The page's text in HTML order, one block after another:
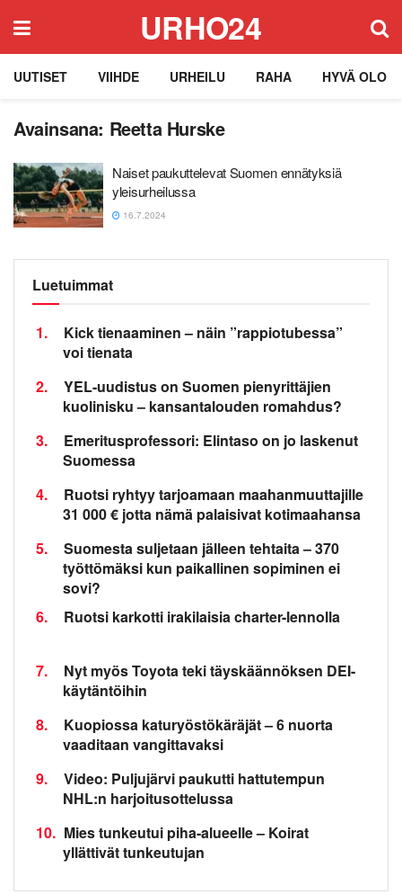
URHO24
UUTISET VIIHDE URHEILU RAHA HYVÄ OLO
Avainsana: Reetta Hurske
Naiset paukuttelevat Suomen ennätyksiä
yleisurheilussa
16.7.2024
Luetuimmat
1.
Kick tienaaminen – näin ”rappiotubessa”
voi tienata
2.
YEL-uudistus on Suomen pienyrittäjien
kuolinisku – kansantalouden romahdus?
3.
Emeritusprofessori: Elintaso on jo laskenut
Suomessa
4.
Ruotsi ryhtyy tarjoamaan maahanmuuttajille
31 000 € jotta nämä palaisivat kotimaahansa
5.
Suomesta suljetaan jälleen tehtaita – 370
työttömäksi kun paikallinen sopiminen ei
sovi?
6.
Ruotsi karkotti irakilaisia charter-lennolla
7.
Nyt myös Toyota teki täyskäännöksen DEI-
käytäntöihin
8.
Kuopiossa katuryöstökäräjät – 6 nuorta
vaaditaan vangittavaksi
9.
Video: Puljujärvi paukutti hattutempun
NHL:n harjoitusottelussa
10. Mies tunkeutui piha-alueelle – Koirat
yllättivät tunkeutujan